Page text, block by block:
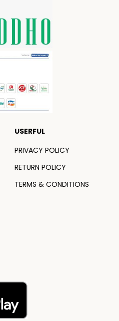
USERFUL
PRIVACY POLICY
RETURN POLICY
TERMS & CONDITIONS